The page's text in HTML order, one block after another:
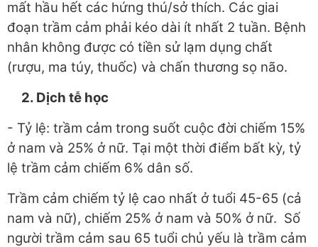
mất hầu hết các hứng thú/sở thích. Các giai
đoạn trầm cảm phải kéo dài ít nhất 2 tuần. Bệnh
nhân không được có tiền sử lạm dụng chất
(rượu, ma túy, thuốc) và chấn thương sọ não.
2. Dịch tễ học
- Tỷ lệ: trầm cảm trong suốt cuộc đời chiếm 15%
ở nam và 25% ở nữ. Tại một thời điểm bất kỳ, tỷ
lệ trầm cảm chiếm 6% dân số.
Trầm cảm chiếm tỷ lệ cao nhất ở tuổi 45-65 (cả
nam và nữ), chiếm 25% ở nam và 50% ở nữ. Số
người trầm cảm sau 65 tuổi chủ yếu là trầm cảm